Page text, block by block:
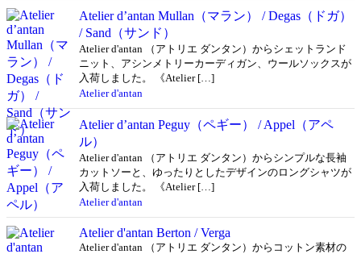
Atelier d’antan Mullan（マラン） / Degas（ドガ）
/ Sand（サンド）
Atelier d'antan （アトリエ ダンタン）からシェットランド
ニット、アシンメトリーカーディガン、ウールソックスが
入荷しました。 《Atelier […]
Atelier d'antan
Atelier d’antan Peguy（ペギー） / Appel（アペ
ル）
Atelier d'antan （アトリエ ダンタン）からシンプルな長袖
カットソーと、ゆったりとしたデザインのロングシャツが
入荷しました。 《Atelier […]
Atelier d'antan
Atelier d'antan Berton / Verga
Atelier d'antan （アトリエ ダンタン）からコットン素材の